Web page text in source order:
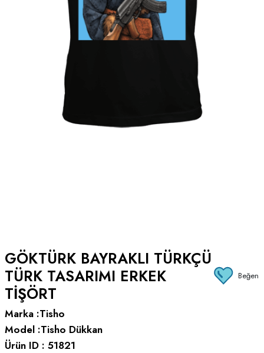
GÖKTÜRK BAYRAKLI TÜRKÇÜ
TÜRK TASARIMI ERKEK
TIŞÖRT
Beğen
Marka :Tisho
Model :Tisho Dükkan
Ürün ID : 51821